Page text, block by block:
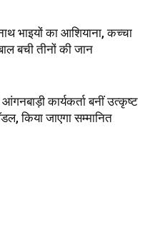
भाइयों का आशियाना, कच्चा
बची तीनों की जान
कार्यकर्ता बनीं उत्कृष्ट
किया जाएगा सम्मानित